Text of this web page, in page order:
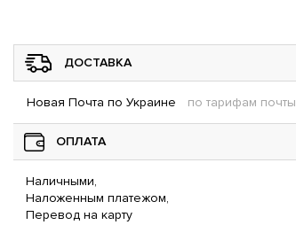
ДОСТАВКА
Новая Почта по Украине по тарифам почты
ОПЛАТА
Наличными,
Наложенным платежом,
Перевод на карту